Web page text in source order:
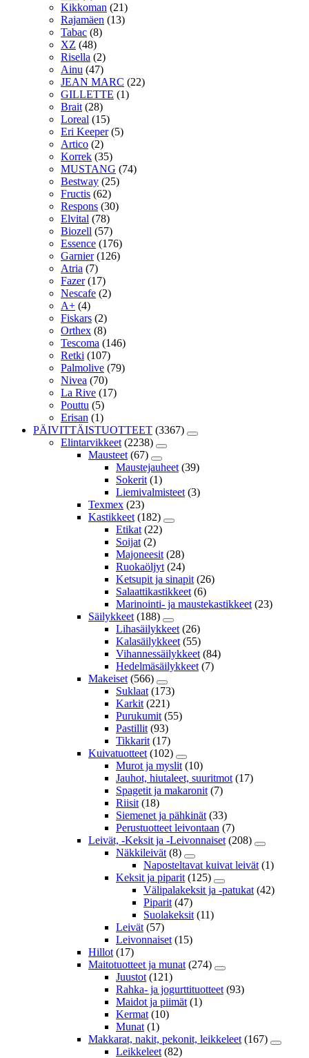
Kikkoman (21)
Rajamäen (13)
Tabac (8)
XZ (48)
Risella (2)
Ainu (47)
JEAN MARC (22)
GILLETTE (1)
Brait (28)
Loreal (15)
Eri Keeper (5)
Artico (2)
Korrek (35)
MUSTANG (74)
Bestway (25)
Fructis (62)
Respons (30)
Elvital (78)
Biozell (57)
Essence (176)
Garnier (126)
Atria (7)
Fazer (17)
Nescafe (2)
A+ (4)
Fiskars (2)
Orthex (8)
Tescoma (146)
Retki (107)
Palmolive (79)
Nivea (70)
La Rive (17)
Pouttu (5)
Erisan (1)
PÄIVITTÄISTUOTTEET (3367)
Elintarvikkeet (2238)
Mausteet (67)
Maustejauheet (39)
Sokerit (1)
Liemivalmisteet (3)
Texmex (23)
Kastikkeet (182)
Etikat (22)
Soijat (2)
Majoneesit (28)
Ruokaöljyt (24)
Ketsupit ja sinapit (26)
Salaattikastikkeet (6)
Marinointi- ja maustekastikkeet (23)
Säilykkeet (188)
Lihasäilykkeet (26)
Kalasäilykkeet (55)
Vihannessäilykkeet (84)
Hedelmäsäilykkeet (7)
Makeiset (566)
Suklaat (173)
Karkit (221)
Purukumit (55)
Pastillit (93)
Tikkarit (17)
Kuivatuotteet (102)
Murot ja myslit (10)
Jauhot, hiutaleet, suuritmot (17)
Spagetit ja makaronit (7)
Riisit (18)
Siemenet ja pähkinät (33)
Perustuotteet leivontaan (7)
Leivät, -Keksit ja -Leivonnaiset (208)
Näkkileivät (8)
Naposteltavat kuivat leivät (1)
Keksit ja piparit (125)
Välipalakeksit ja -patukat (42)
Piparit (47)
Suolakeksit (11)
Leivät (57)
Leivonnaiset (15)
Hillot (17)
Maitotuotteet ja munat (274)
Juustot (121)
Rahka- ja jogurttituotteet (93)
Maidot ja piimät (1)
Kermat (10)
Munat (1)
Makkarat, nakit, pekonit, leikkeleet (167)
Leikkeleet (82)